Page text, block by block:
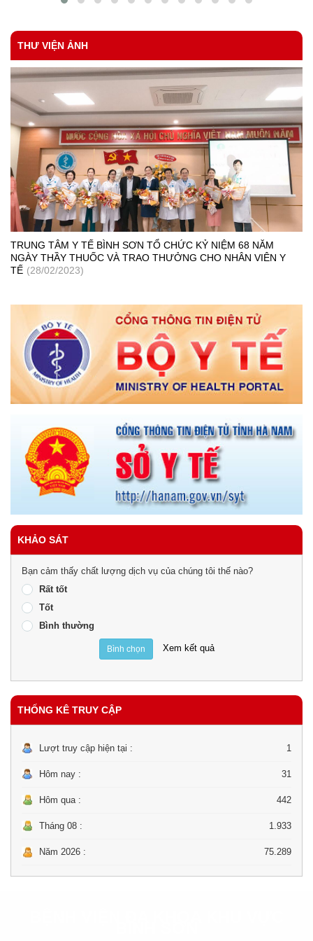
THƯ VIỆN ẢNH
TRUNG TÂM Y TẾ BÌNH SƠN TỔ CHỨC KỶ NIỆM 68 NĂM
NGÀY THẦY THUỐC VÀ TRAO THƯỞNG CHO NHÂN VIÊN Y
TẾ (28/02/2023)
KHẢO SÁT
Bạn cảm thấy chất lượng dịch vụ của chúng tôi thế nào?
Rất tốt
Tốt
Bình thường
Bình chọn Xem kết quả
THỐNG KÊ TRUY CẬP
Lượt truy cập hiện tại : 1
Hôm nay : 31
Hôm qua : 442
Tháng 08 : 1.933
Năm 2026 : 75.289